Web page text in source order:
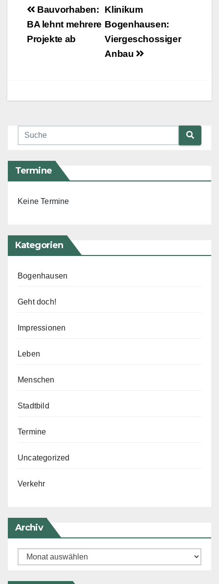
Beitragsnavigation
Klinikum
Bogenhausen:
Viergeschossiger
Anbau
Bauvorhaben:
BA lehnt mehrere
Projekte ab
Termine
Keine Termine
Kategorien
Bogenhausen
Geht doch!
Impressionen
Leben
Menschen
Stadtbild
Termine
Uncategorized
Verkehr
Archiv
Archiv